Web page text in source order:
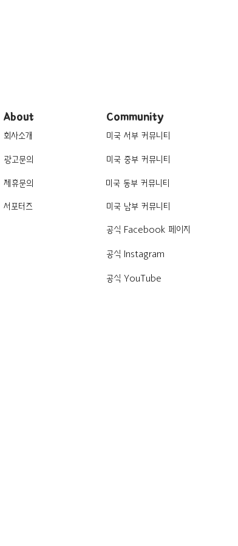
About
회사소개
광고문의
제휴문의
서포터즈
Community
미국 서부 커뮤니티
미국 중부 커뮤니티
미국 동부 커뮤니티
미국 남부 커뮤니티
공식 Facebook 페이지
공식 Instagram
공식 YouTube